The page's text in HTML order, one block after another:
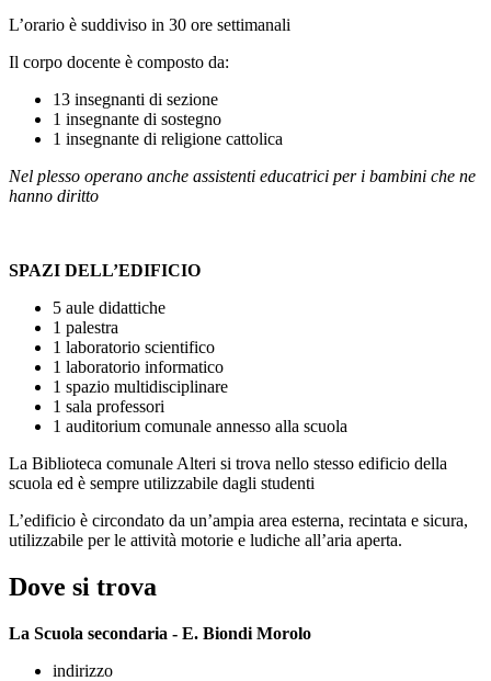
L’orario è suddiviso in 30 ore settimanali
Il corpo docente è composto da:
13 insegnanti di sezione
1 insegnante di sostegno
1 insegnante di religione cattolica
Nel plesso operano anche assistenti educatrici per i bambini che ne
hanno diritto
SPAZI DELL’EDIFICIO
5 aule didattiche
1 palestra
1 laboratorio scientifico
1 laboratorio informatico
1 spazio multidisciplinare
1 sala professori
1 auditorium comunale annesso alla scuola
La Biblioteca comunale Alteri si trova nello stesso edificio della
scuola ed è sempre utilizzabile dagli studenti
L’edificio è circondato da un’ampia area esterna, recintata e sicura,
utilizzabile per le attività motorie e ludiche all’aria aperta.
Dove si trova
La Scuola secondaria - E. Biondi Morolo
indirizzo